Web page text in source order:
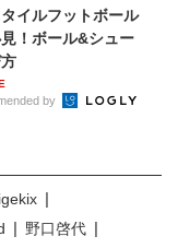
イルフットボール
！ボール&シュー
by
野口啓代